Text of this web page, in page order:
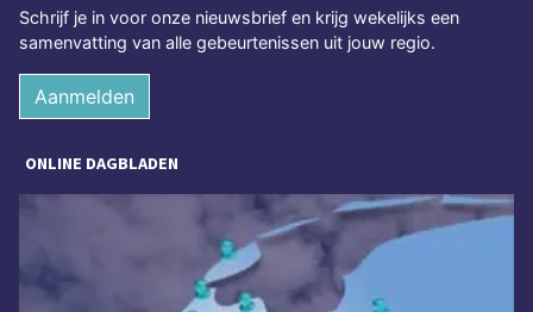
Schrijf je in voor onze nieuwsbrief en krijg wekelijks een
samenvatting van alle gebeurtenissen uit jouw regio.
Aanmelden
ONLINE DAGBLADEN